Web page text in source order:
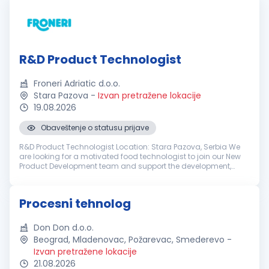
R&D Product Technologist
Froneri Adriatic d.o.o.
Stara Pazova - Izvan pretražene lokacije
19.08.2026
Obaveštenje o statusu prijave
R&D Product Technologist Location: Stara Pazova, Serbia We
are looking for a motivated food technologist to join our New
Product Development team and support the development,
Procesni tehnolog
Don Don d.o.o.
Beograd, Mladenovac, Požarevac, Smederevo -
Izvan pretražene lokacije
21.08.2026